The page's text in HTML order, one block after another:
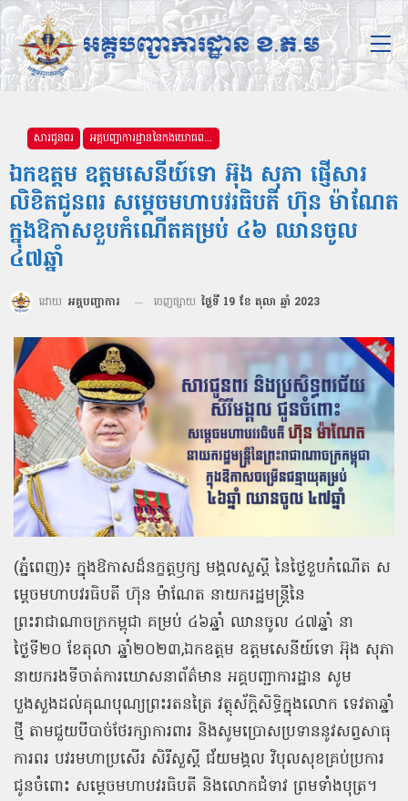
សារជូនពរ អគ្គបញ្ជាការដ្ឋាននៃកងយោធពលខេមរភូមិន្ទ
ឯកឧត្ដម ឧត្ដមសេនីយ៍ទោ អ៊ុង សុភា ផ្ញើសារ
លិខិតជូនពរ សម្តេចមហាបវរធិបតី ហ៊ុន ម៉ាណែត
ក្នុងឱកាសខួបកំណើតគម្រប់ ៤៦ ឈានចូល
៤៧ឆ្នាំ
ដោយ អគ្គបញ្ជាការ ចេញផ្សាយ ថ្ងៃទី 19 ខែ តុលា ឆ្នាំ 2023
(ភ្នំពេញ)៖ ក្នុងឱកាសដ៏នក្ខត្តឫក្ស មង្គលសួស្តី នៃថ្ងៃខួបកំណើត ស
ម្តេចមហាបវរធិបតី ហ៊ុន ម៉ាណែត នាយករដ្ឋមន្រ្តីនៃ
ព្រះរាជាណាចក្រកម្ពុជា គម្រប់ ៤៦ឆ្នាំ ឈានចូល ៤៧ឆ្នាំ នា
ថ្ងៃទី២០ ខែតុលា ឆ្នាំ២០២៣,ឯកឧត្ដម ឧត្ដមសេនីយ៍ទោ អ៊ុង សុភា
នាយករងទីចាត់ការឃោសនាព័ត៌មាន អគ្គបញ្ជាការដ្ឋាន សូម
បួងសួងដល់គុណបុណ្យព្រះរតនត្រៃ វត្ថុស័ក្តិសិទ្ធិក្នុងលោក ទេវតាឆ្នាំ
ថ្មី តាមជួយបីបាច់ថែរក្សាការពារ និងសូមប្រោសប្រទាននូវសព្វសាធុ
ការពរ បវរមហាប្រសើរ សិរីសួស្ដី ជ័យមង្គល វិបុលសុខគ្រប់ប្រការ
ជូនចំពោះ សម្តេចមហាបវរធិបតី និងលោកជំទាវ ព្រមទាំងបុត្រ។